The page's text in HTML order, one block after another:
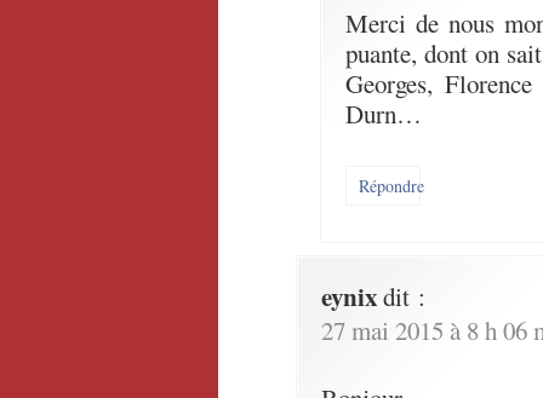
Merci de nous
puante, dont on
Georges,
Durn…
Répondre
eynixdit :
27 mai 2015 à 8 h 06